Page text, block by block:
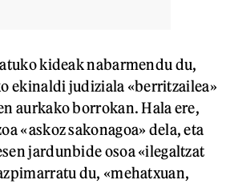
kideak nabarmendu du,
ekinaldi judiziala «berritzailea»
aurkako borrokan. Hala ere,
«askoz sakonagoa» dela, eta
jardunbide osoa «ilegaltzat
du, «mehatxuan,